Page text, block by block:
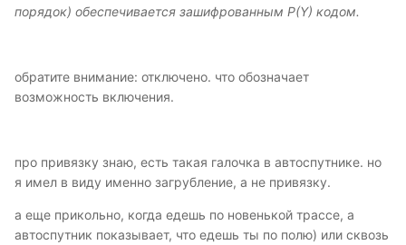
порядок) обеспечивается зашифрованным P(Y) кодом.
обратите внимание: отключено. что обозначает
возможность включения.
про привязку знаю, есть такая галочка в автоспутнике. но
я имел в виду именно загрубление, а не привязку.
а еще прикольно, когда едешь по новенькой трассе, а
автоспутник показывает, что едешь ты по полю) или сквозь